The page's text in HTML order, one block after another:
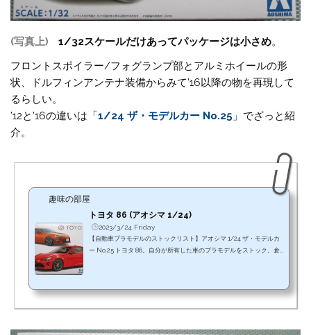
(写真上) 1/32スケールだけあってパッケージは小さめ。
フロントスポイラー/フォグランプ部とアルミホイールの形
状、ドルフィンアンテナ装備からみて’16以降の物を再現して
るらしい。
’12と’16の違いは「1/24 ザ・モデルカー No.25 」でざっと紹
介。
趣味の部屋
トヨタ 86 (アオシマ 1/24)
2023/3/24 Friday
【自動車プラモデルのストックリスト】アオシマ 1/24 ザ・モデルカ
ー No.25 トヨタ 86。自分が所有した車のプラモデルをストック。倉